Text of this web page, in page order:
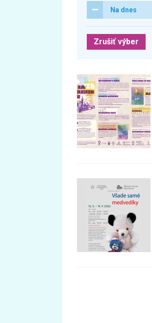
Na dnes
Zrušiť výber